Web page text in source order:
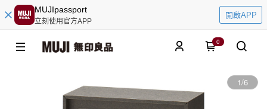
MUJIpassport
立刻使用官方APP
開啟APP
0
1/6